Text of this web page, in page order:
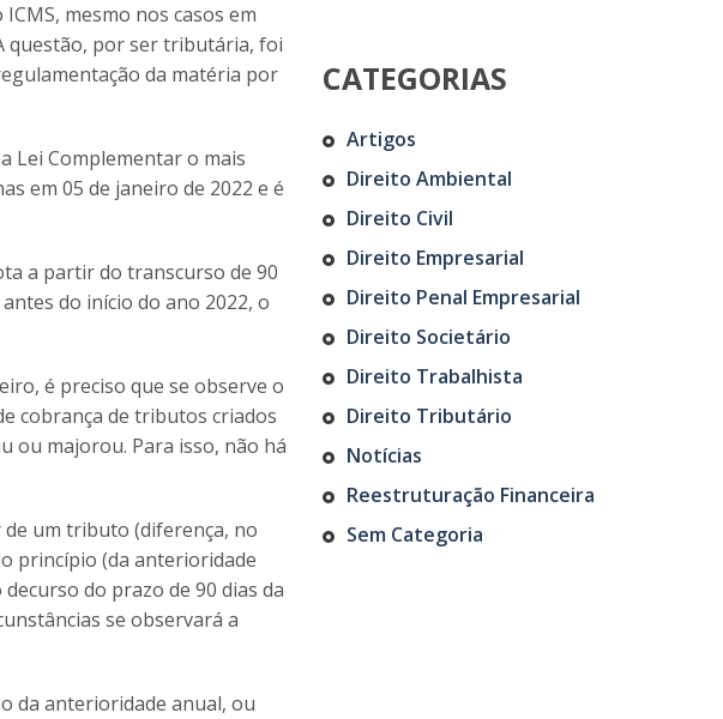
mesmo nos casos em
questão, por ser tributária, foi
da matéria por
Lei Complementar o mais
em 05 de janeiro de 2022 e é
a partir do transcurso de 90
do início do ano 2022, o
é preciso que se observe o
cobrança de tributos criados
ou majorou. Para isso, não há
de um tributo (diferença, no
princípio (da anterioridade
do prazo de 90 dias da
se observará a
da anterioridade anual, ou
CATEGORIAS
Artigos
Direito Ambiental
Direito Civil
Direito Empresarial
Direito Penal Empresarial
Direito Societário
Direito Trabalhista
Direito Tributário
Notícias
Reestruturação Financeira
Sem Categoria